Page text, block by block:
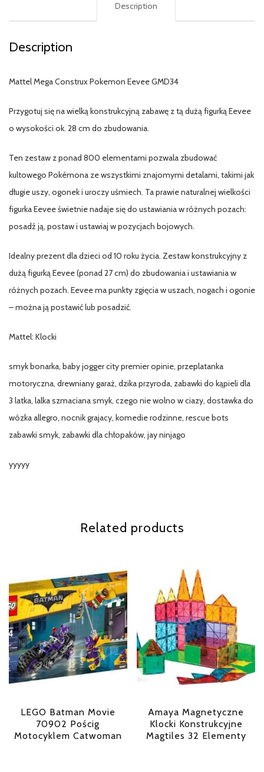
Description
Description
Mattel Mega Construx Pokemon Eevee GMD34
Przygotuj się na wielką konstrukcyjną zabawę z tą dużą figurką Eevee
o wysokości ok. 28 cm do zbudowania.
Ten zestaw z ponad 800 elementami pozwala zbudować
kultowego Pokémona ze wszystkimi znajomymi detalami, takimi jak
długie uszy, ogonek i uroczy uśmiech. Ta prawie naturalnej wielkości
figurka Eevee świetnie nadaje się do ustawiania w różnych pozach:
posadź ją, postaw i ustawiaj w pozycjach bojowych.
Idealny prezent dla dzieci od 10 roku życia. Zestaw konstrukcyjny z
dużą figurką Eevee (ponad 27 cm) do zbudowania i ustawiania w
różnych pozach. Eevee ma punkty zgięcia w uszach, nogach i ogonie
– można ją postawić lub posadzić.
Mattel: Klocki
smyk bonarka, baby jogger city premier opinie, przeplatanka
motoryczna, drewniany garaż, dzika przyroda, zabawki do kąpieli dla
3 latka, lalka szmaciana smyk, czego nie wolno w ciazy, dostawka do
wózka allegro, nocnik grajacy, komedie rodzinne, rescue bots
zabawki smyk, zabawki dla chłopaków, jay ninjago
yyyyy
Related products
LEGO Batman Movie
70902 Pościg
Motocyklem Catwoman
Amaya Magnetyczne
Klocki Konstrukcyjne
Magtiles 32 Elementy